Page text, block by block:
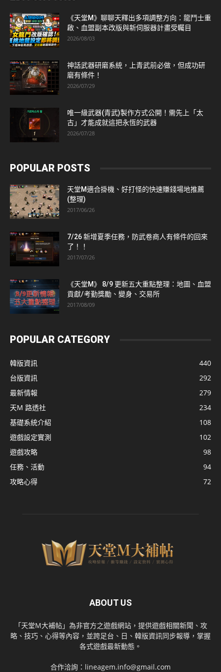
《天堂M》聊聊天釋出多項調整方向：龍鬥士重
啟、血盟副本改版與新伺服器計畫受矚目
2026/08/03
神話武器研磨系統，上青武前必做，但成功研
磨有條件！
2026/07/29
唯一級武器(青武)製作方式公開！需先上「太
古」才能成就這把永恆的武器
2026/07/28
POPULAR POSTS
天堂M適合掛機、好打怪的快速賺錢場地推薦
(整理)
2017/06/26
7/26 新增夏季任務，防武卷商人有條件的回來
了！！
2017/07/26
《天堂M》 8/9 更新五大重點整理：地圖、血盟
貢獻/考勤獎勵、變身、交易所
2017/08/09
POPULAR CATEGORY
韓版資訊
440
台版資訊
292
最新情報
279
天M 路透社
234
基礎系統介紹
108
遊戲設定實測
102
遊戲攻略
98
任務、活動
94
攻略心得
72
ABOUT US
「天堂M大補帖」為非官方之遊戲網站，提供遊戲相關新聞、攻
略、技巧、心得等內容，並跨足台、日、韓版資訊同步報導，掌握
各式遊戲最新動態。
合作洽詢： lineagem.info@gmail.com